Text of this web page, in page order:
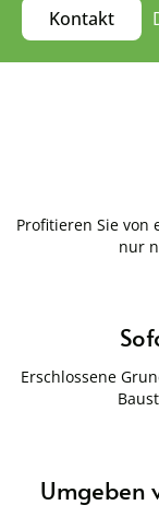
Kontakt
Profitieren Sie von
nur
Erschlossene
Umgeben